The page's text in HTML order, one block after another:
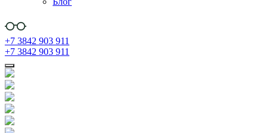
+7 3842 903 911
+7 3842 903 911